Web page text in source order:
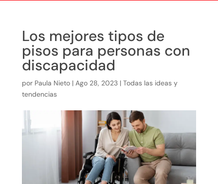
Los mejores tipos de
pisos para personas con
discapacidad
por Paula Nieto| Ago 28, 2023| Todas las ideas y
tendencias